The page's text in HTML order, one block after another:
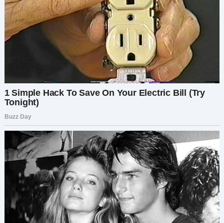
— Мы не можем вернуться туда, Джо, после
всего, что случилось…
— Что произошло?
Выслушав жену, Джо вернулся с ними в зал
вечеринки. Когда мамы снова начали смеяться
над ними, он выступил в защиту дочери:
— У нашей дочери может не быть таких дорогих
нарядов, как у ваших детей, но у неё есть
доброе сердце. А вот у вас, похоже, души
совсем бедные.
Никто не нашёлся, что ответить. А те, у кого
были слова, боялись перечить богатому
мужчине.